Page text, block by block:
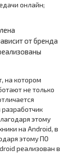
онлайн;
от бренда
на котором
не только
этому
на Android, в
этому ПО
реализован в